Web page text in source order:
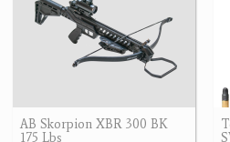
AB Skorpion XBR 300 BK
175 Lbs